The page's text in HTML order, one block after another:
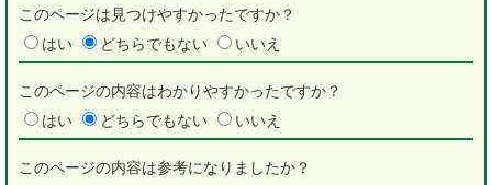
このページは見つけやすかったですか？
はい
どちらでもない いいえ
このページの内容はわかりやすかったですか？
はい
どちらでもない いいえ
このページの内容は参考になりましたか？